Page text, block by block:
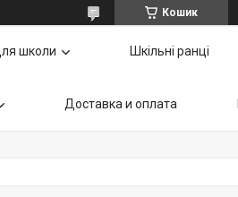
Кошик
школи Шкільні ранці
Доставка и оплата